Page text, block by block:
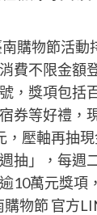
購物節活動
費不限金額
，獎項包括
券等好禮，
，壓軸再抽
抽」，每週
10萬元獎項
購物節 官方